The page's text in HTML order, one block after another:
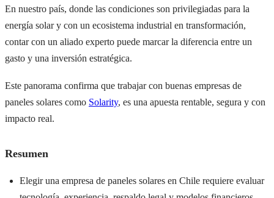
En nuestro país, donde las condiciones son privilegiadas para la
energía solar y con un ecosistema industrial en transformación,
contar con un aliado experto puede marcar la diferencia entre un
gasto y una inversión estratégica.
Este panorama confirma que trabajar con buenas empresas de
paneles solares como Solarity, es una apuesta rentable, segura y con
impacto real.
Resumen
Elegir una empresa de paneles solares en Chile requiere evaluar